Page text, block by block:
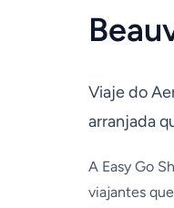
Viaje do
arranjada
A Easy Go
viajantes